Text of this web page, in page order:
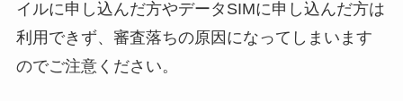
イルに申し込んだ方やデータSIMに申し込んだ方は
利用できず、審査落ちの原因になってしまいます
のでご注意ください。